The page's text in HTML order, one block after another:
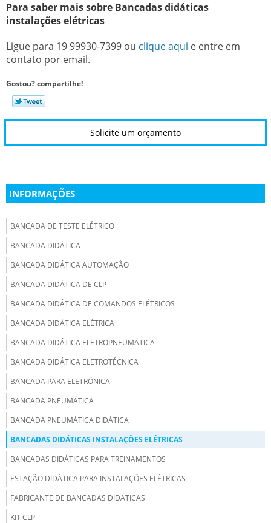
Para saber mais sobre Bancadas didáticas
instalações elétricas
Ligue para 19 99930-7399 ou clique aqui e entre em
contato por email.
Gostou? compartilhe!
Solicite um orçamento
INFORMAÇÕES
BANCADA DE TESTE ELÉTRICO
BANCADA DIDÁTICA
BANCADA DIDÁTICA AUTOMAÇÃO
BANCADA DIDÁTICA DE CLP
BANCADA DIDÁTICA DE COMANDOS ELÉTRICOS
BANCADA DIDÁTICA ELÉTRICA
BANCADA DIDÁTICA ELETROPNEUMÁTICA
BANCADA DIDÁTICA ELETROTÉCNICA
BANCADA PARA ELETRÔNICA
BANCADA PNEUMÁTICA
BANCADA PNEUMÁTICA DIDÁTICA
BANCADAS DIDÁTICAS INSTALAÇÕES ELÉTRICAS
BANCADAS DIDÁTICAS PARA TREINAMENTOS
ESTAÇÃO DIDÁTICA PARA INSTALAÇÕES ELÉTRICAS
FABRICANTE DE BANCADAS DIDÁTICAS
KIT CLP